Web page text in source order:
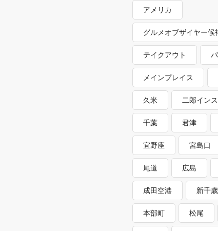
アメリカ
グルメオブザイヤー候
テイクアウト
メインプレイス
久米 二郎イン
千葉 君津
宜野座 宮島口
尾道 広島
成田空港 新千
本部町 松尾